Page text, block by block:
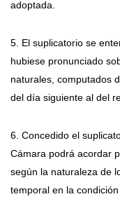
adoptada.
5. El suplicatorio se
hubiese pronunciado
naturales, computados
del día siguiente al del
6. Concedido el
Cámara podrá acordar
según la naturaleza de
temporal en la